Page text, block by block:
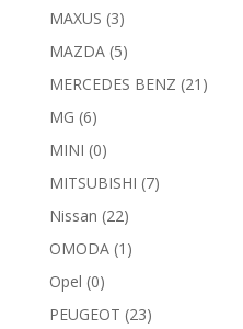
MAXUS (3)
MAZDA (5)
MERCEDES BENZ (21)
MG (6)
MINI (0)
MITSUBISHI (7)
Nissan (22)
OMODA (1)
Opel (0)
PEUGEOT (23)